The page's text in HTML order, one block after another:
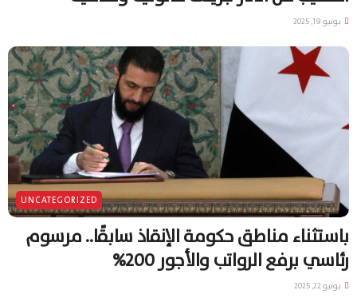
يونيو 19, 2025
UNCATEGORIZED
باستثناء مناطق حكومة الإنقاذ سابقًا.. مرسوم
رئاسي برفع الرواتب والأجور 200%
يونيو 22, 2025